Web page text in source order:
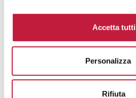
Accetta tutti
Personalizza
Rifiuta